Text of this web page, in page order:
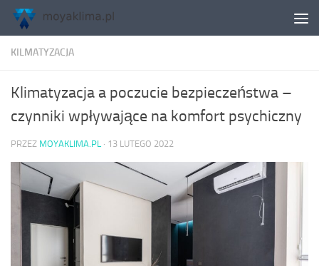
Skip to content
KILMATYZACJA
Klimatyzacja a poczucie bezpieczeństwa –
czynniki wpływające na komfort psychiczny
PRZEZ MOYAKLIMA.PL · 13 LUTEGO 2022